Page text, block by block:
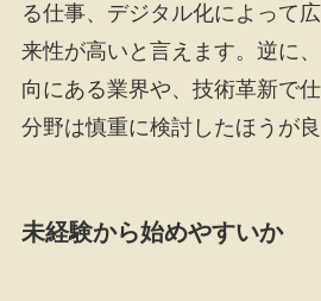
る仕事、デジタル化によって
来性が高いと言えます。逆に
向にある業界や、技術革新で
分野は慎重に検討したほうが良
未経験から始めやすいか